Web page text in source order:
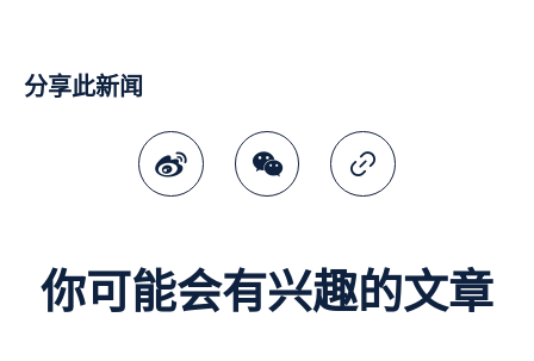
分享此新闻
你可能会有兴趣的文章